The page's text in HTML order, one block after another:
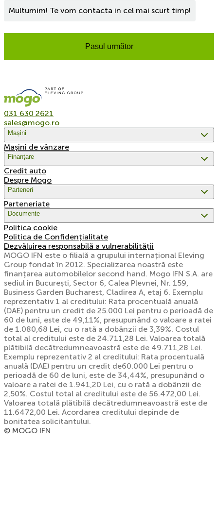
Multumim! Te vom contacta in cel mai scurt timp!
Pasul următor
031 630 2621
sales@mogo.ro
Mașini
Mașini de vânzare
Finanțare
Credit auto
Despre Mogo
Parteneri
Parteneriate
Documente
Politica cookie
Politica de Confidențialitate
Dezvăluirea responsabilă a vulnerabilității
MOGO IFN este o filială a grupului internațional Eleving
Group fondat în 2012. Specializarea noastră este
finanțarea automobilelor second hand. Mogo IFN S.A. are
sediul în București, Sector 6, Calea Plevnei, Nr. 159,
Business Garden Bucharest, Cladirea A, etaj 6. Exemplu
reprezentativ 1 al creditului: Rata procentuală anuală
(DAE) pentru un credit de 25.000 Lei pentru o perioadă de
60 de luni, este de 49,11%, presupunând o valoare a ratei
de 1.080,68 Lei, cu o rată a dobânzii de 3,39%. Costul
total al creditului este de 24.711,28 Lei. Valoarea totală
plătibilă decătredumneavoastră este de 49.711,28 Lei.
Exemplu reprezentativ 2 al creditului: Rata procentuală
anuală (DAE) pentru un credit de60.000 Lei pentru o
perioadă de 60 de luni, este de 34,44%, presupunând o
valoare a ratei de 1.941,20 Lei, cu o rată a dobânzii de
2,50%. Costul total al creditului este de 56.472,00 Lei.
Valoarea totală plătibilă decătredumneavoastră este de
11.6472,00 Lei. Acordarea creditului depinde de
bonitatea solicitantului.
© MOGO IFN